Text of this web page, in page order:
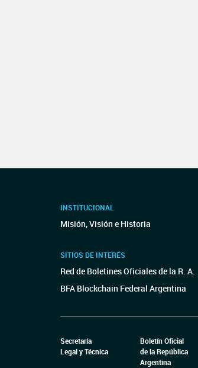
INSTITUCIONAL
Misión, Visión e Historia
SITIOS DE INTERÉS
Red de Boletines Oficiales de la R. A.
BFA Blockchain Federal Argentina
Secretaría
Legal y Técnica
Boletín Oficial
de la República
Argentina